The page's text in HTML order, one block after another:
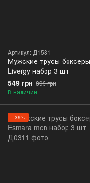
Артикул: Д1581
Мужские трусы-боксеры
Livergy набор 3 шт
549 грн 899 грн
В наличии
−39%